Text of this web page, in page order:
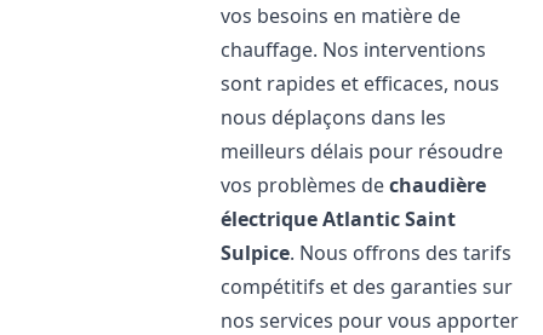
vos besoins en matière de
chauffage. Nos interventions
sont rapides et efficaces, nous
nous déplaçons dans les
meilleurs délais pour résoudre
vos problèmes dechaudière
électrique AtlanticSaint
Sulpice. Nous offrons des tarifs
compétitifs et des garanties sur
nos services pour vous apporter